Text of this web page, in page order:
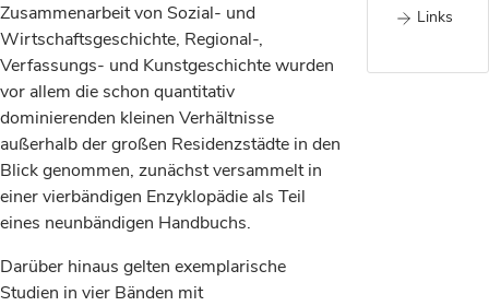
Links
Zusammenarbeit von Sozial- und
Wirtschaftsgeschichte, Regional-,
Verfassungs- und Kunstgeschichte wurden
vor allem die schon quantitativ
dominierenden kleinen Verhältnisse
außerhalb der großen Residenzstädte in den
Blick genommen, zunächst versammelt in
einer vierbändigen Enzyklopädie als Teil
eines neunbändigen Handbuchs.
Darüber hinaus gelten exemplarische
Studien in vier Bänden mit